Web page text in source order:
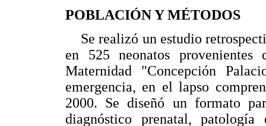
POBLACIÓN Y MÉTODOS
Se realizó un estudio
en 525 neonatos
Maternidad "Concepción
emergencia, en el lapso
2000. Se diseñó un formato
diagnóstico prenatal,